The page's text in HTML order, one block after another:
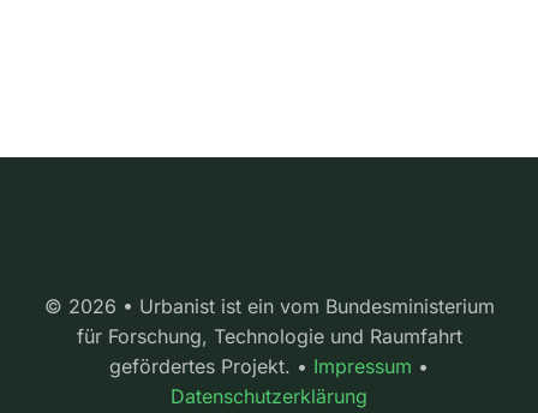
© 2026 • Urbanist ist ein vom Bundesministerium
für Forschung, Technologie und Raumfahrt
gefördertes Projekt. • Impressum •
Datenschutzerklärung